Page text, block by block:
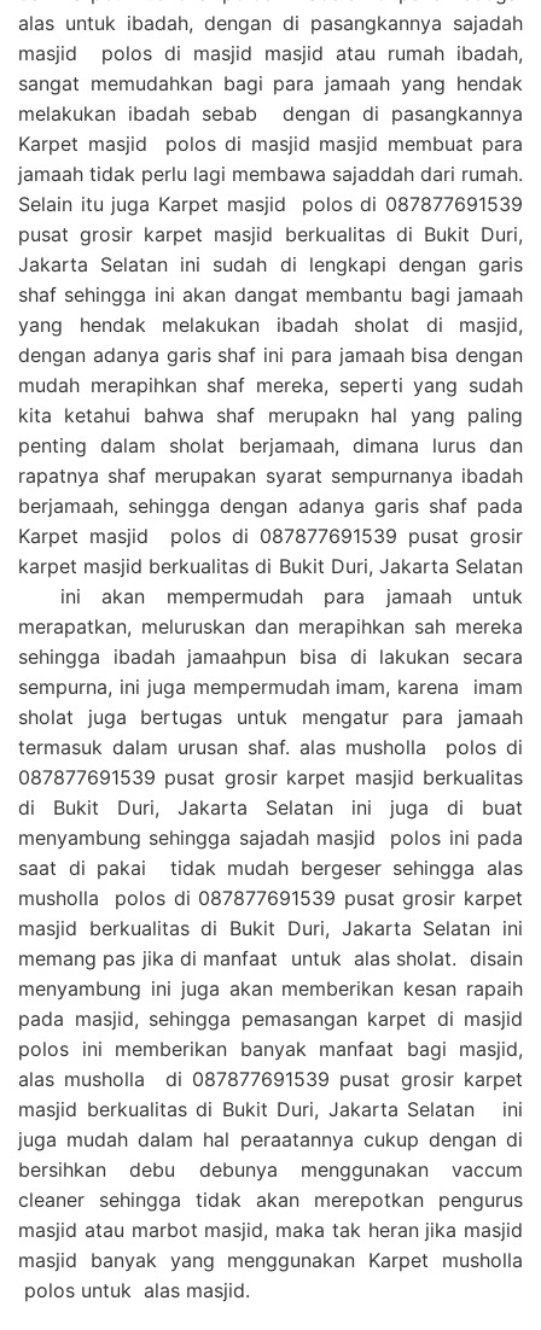
alas untuk ibadah, dengan di pasangkannya sajadah
masjid polos di masjid masjid atau rumah ibadah,
sangat memudahkan bagi para jamaah yang hendak
melakukan ibadah sebab dengan di pasangkannya
Karpet masjid polos di masjid masjid membuat para
jamaah tidak perlu lagi membawa sajaddah dari rumah.
Selain itu juga Karpet masjid polos di 087877691539
pusat grosir karpet masjid berkualitas di Bukit Duri,
Jakarta Selatan ini sudah di lengkapi dengan garis
shaf sehingga ini akan dangat membantu bagi jamaah
yang hendak melakukan ibadah sholat di masjid,
dengan adanya garis shaf ini para jamaah bisa dengan
mudah merapihkan shaf mereka, seperti yang sudah
kita ketahui bahwa shaf merupakn hal yang paling
penting dalam sholat berjamaah, dimana lurus dan
rapatnya shaf merupakan syarat sempurnanya ibadah
berjamaah, sehingga dengan adanya garis shaf pada
Karpet masjid polos di 087877691539 pusat grosir
karpet masjid berkualitas di Bukit Duri, Jakarta Selatan
ini akan mempermudah para jamaah untuk
merapatkan, meluruskan dan merapihkan sah mereka
sehingga ibadah jamaahpun bisa di lakukan secara
sempurna, ini juga mempermudah imam, karena imam
sholat juga bertugas untuk mengatur para jamaah
termasuk dalam urusan shaf. alas musholla polos di
087877691539 pusat grosir karpet masjid berkualitas
di Bukit Duri, Jakarta Selatan ini juga di buat
menyambung sehingga sajadah masjid polos ini pada
saat di pakai tidak mudah bergeser sehingga alas
musholla polos di 087877691539 pusat grosir karpet
masjid berkualitas di Bukit Duri, Jakarta Selatan ini
memang pas jika di manfaat untuk alas sholat. disain
menyambung ini juga akan memberikan kesan rapaih
pada masjid, sehingga pemasangan karpet di masjid
polos ini memberikan banyak manfaat bagi masjid,
alas musholla di 087877691539 pusat grosir karpet
masjid berkualitas di Bukit Duri, Jakarta Selatan ini
juga mudah dalam hal peraatannya cukup dengan di
bersihkan debu debunya menggunakan vaccum
cleaner sehingga tidak akan merepotkan pengurus
masjid atau marbot masjid, maka tak heran jika masjid
masjid banyak yang menggunakan Karpet musholla
polos untuk alas masjid.